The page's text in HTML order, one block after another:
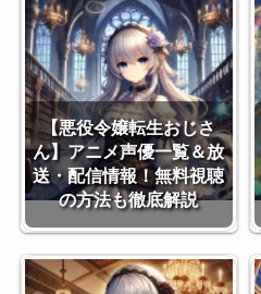
【悪役令嬢転生おじさ
ん】アニメ声優一覧＆放
送・配信情報！無料視聴
の方法も徹底解説